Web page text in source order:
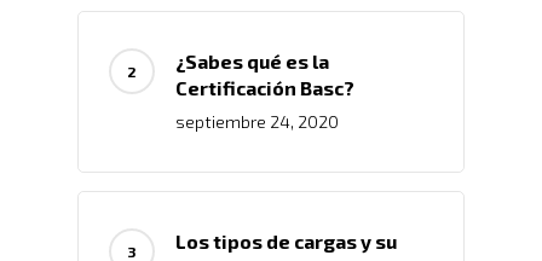
¿Sabes qué es la
Certificación Basc?
septiembre 24, 2020
Los tipos de cargas y su